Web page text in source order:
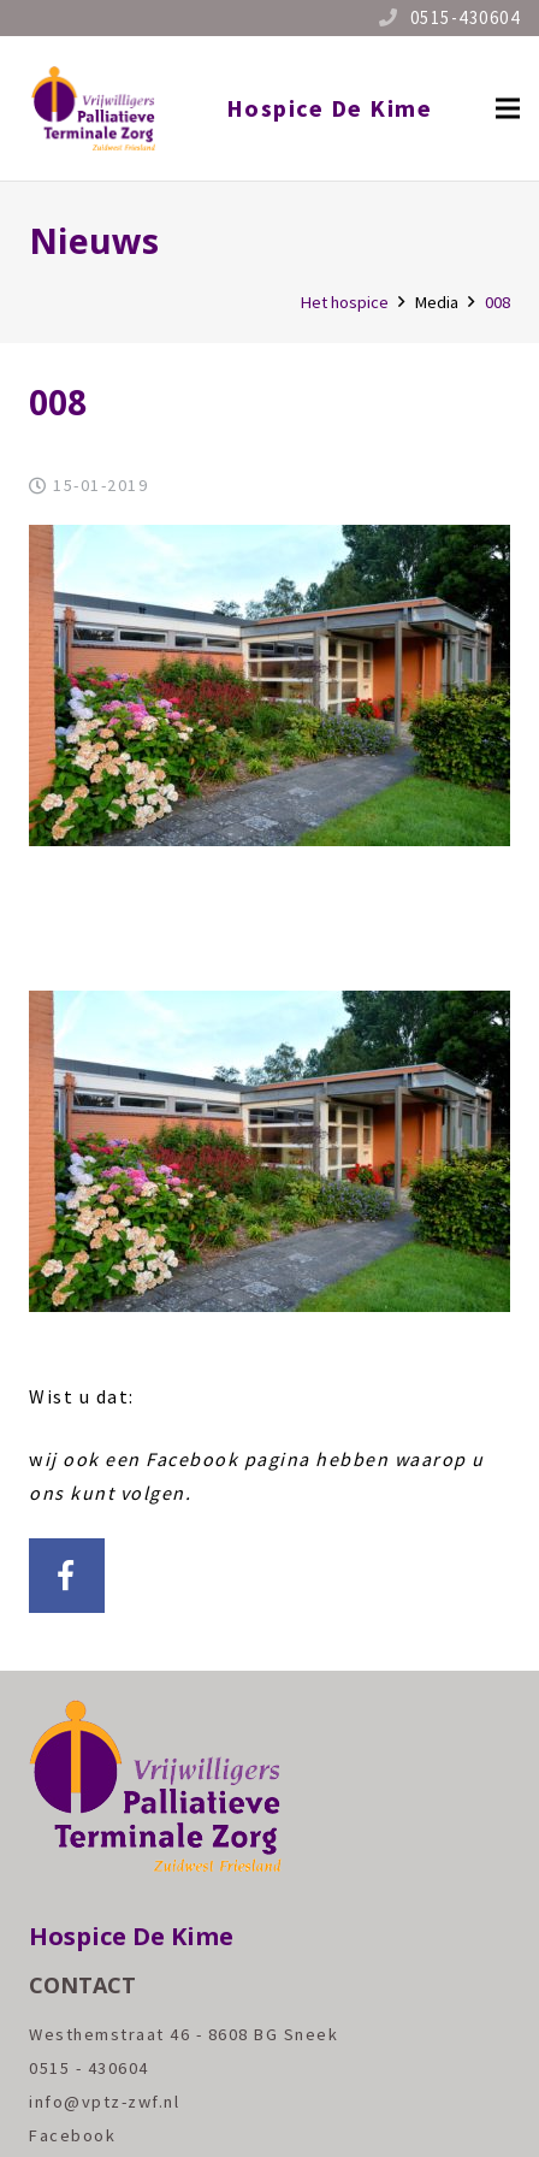
0515-430604
Hospice De Kime
Nieuws
Het hospice Media 008
008
15-01-2019
Wist u dat:
wij ook een Facebook pagina hebben waarop u
ons kunt volgen.
Hospice De Kime
CONTACT
Westhemstraat 46 - 8608 BG Sneek
0515 - 430604
info@vptz-zwf.nl
Facebook